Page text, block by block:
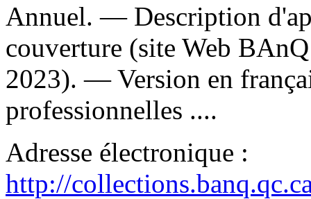
Annuel. — Description
couverture (site Web
2023). —Version en
professionnelles ....
Adresse électronique :
http://